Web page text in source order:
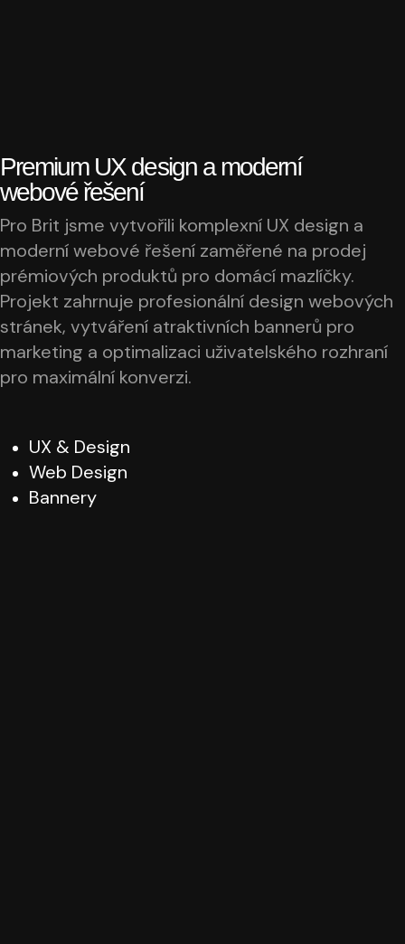
Premium UX design a moderní
webové řešení
Pro Brit jsme vytvořili komplexní UX design a
moderní webové řešení zaměřené na prodej
prémiových produktů pro domácí mazlíčky.
Projekt zahrnuje profesionální design webových
stránek, vytváření atraktivních bannerů pro
marketing a optimalizaci uživatelského rozhraní
pro maximální konverzi.
UX & Design
Web Design
Bannery